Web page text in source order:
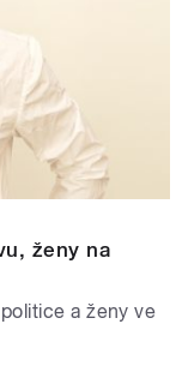
ženy na
a ženy ve